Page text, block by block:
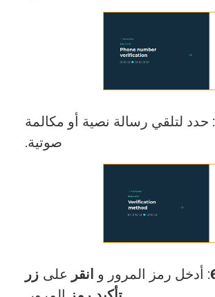
: حدد لتلقي رسالة نصية أو مكالمة
صوتية.
: أدخل رمز المرور و انقر على زر